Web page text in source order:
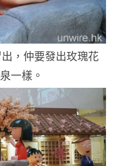
，仲要發出玫瑰花
一樣。